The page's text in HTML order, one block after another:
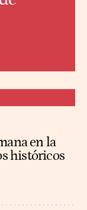
en la
históricos